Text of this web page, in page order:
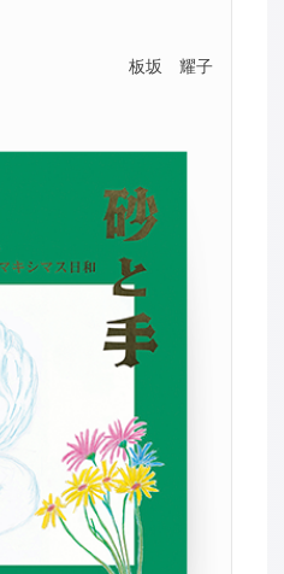
板坂 耀子